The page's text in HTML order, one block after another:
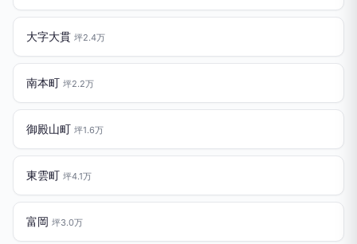
大字大貫 坪2.4万
南本町 坪2.2万
御殿山町 坪1.6万
東雲町 坪4.1万
富岡 坪3.0万